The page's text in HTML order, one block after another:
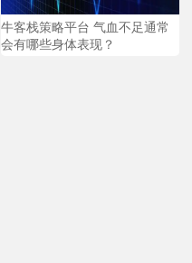
牛客栈策略平台 气血不足通常
会有哪些身体表现？